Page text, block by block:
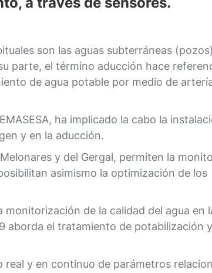
son las aguas subterráneas
parte, el término aducción hace
de agua potable por medio de
ha implicado la cabo la
y en la aducción.
y del Gergal, permiten la
asimismo la optimización de los
de la calidad del agua en
aborda el tratamiento de potabilización
y en continuo de parámetros